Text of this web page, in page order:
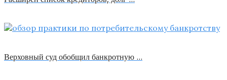
Верховный суд обобщил банкротную …